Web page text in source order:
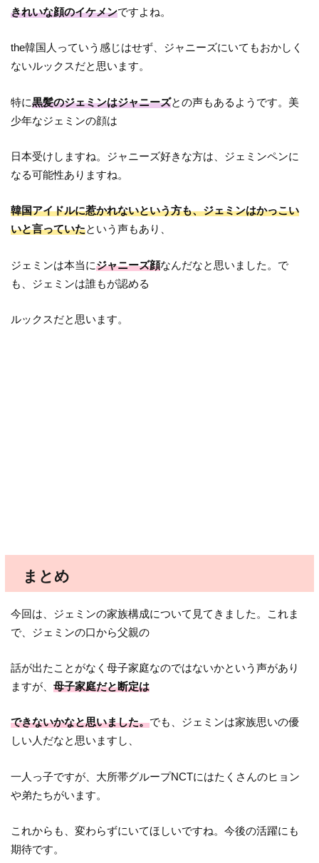
きれいな顔のイケメンですよね。
the韓国人っていう感じはせず、ジャニーズにいてもおかしく
ないルックスだと思います。
特に黒髪のジェミンはジャニーズとの声もあるようです。美
少年なジェミンの顔は
日本受けしますね。ジャニーズ好きな方は、ジェミンペンに
なる可能性ありますね。
韓国アイドルに惹かれないという方も、ジェミンはかっこい
いと言っていたという声もあり、
ジェミンは本当にジャニーズ顔なんだなと思いました。で
も、ジェミンは誰もが認める
ルックスだと思います。
まとめ
今回は、ジェミンの家族構成について見てきました。これま
で、ジェミンの口から父親の
話が出たことがなく母子家庭なのではないかという声があり
ますが、母子家庭だと断定は
できないかなと思いました。でも、ジェミンは家族思いの優
しい人だなと思いますし、
一人っ子ですが、大所帯グループNCTにはたくさんのヒョン
や弟たちがいます。
これからも、変わらずにいてほしいですね。今後の活躍にも
期待です。